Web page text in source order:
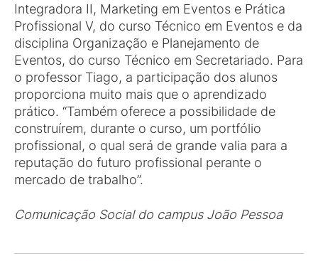
Integradora II, Marketing em Eventos e Prática
Profissional V, do curso Técnico em Eventos e da
disciplina Organização e Planejamento de
Eventos, do curso Técnico em Secretariado. Para
o professor Tiago, a participação dos alunos
proporciona muito mais que o aprendizado
prático. “Também oferece a possibilidade de
construírem, durante o curso, um portfólio
profissional, o qual será de grande valia para a
reputação do futuro profissional perante o
mercado de trabalho”.
Comunicação Social do campus João Pessoa